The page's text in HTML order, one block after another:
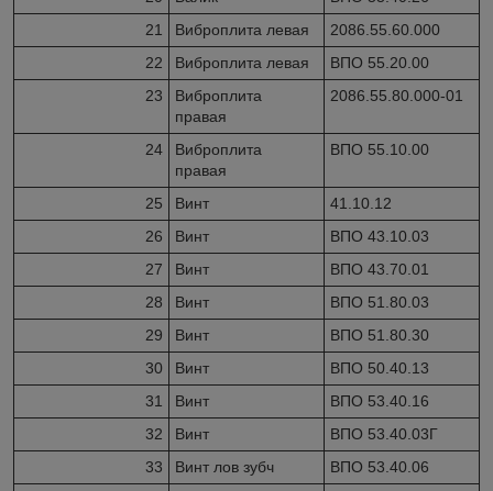
21
Виброплита левая
2086.55.60.000
22
Виброплита левая
ВПО 55.20.00
23
Виброплита
правая
2086.55.80.000-01
24
Виброплита
правая
ВПО 55.10.00
25 Винт
41.10.12
26
Винт
ВПО 43.10.03
27
Винт
ВПО 43.70.01
28
Винт
ВПО 51.80.03
29
Винт
ВПО 51.80.30
30
Винт
ВПО 50.40.13
31
Винт
ВПО 53.40.16
32
Винт
ВПО 53.40.03Г
33
Винт лов зубч
ВПО 53.40.06